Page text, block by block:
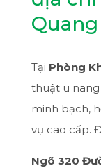
Quang
Tại Phòng
thuật u
minh bạch,
vụ cao cấp.
Ngõ 320